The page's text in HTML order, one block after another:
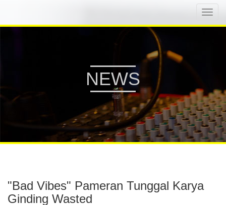
NEWS
"Bad Vibes" Pameran Tunggal Karya
Ginding Wasted